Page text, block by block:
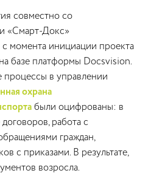
совместно со
«Смарт-Докс»
с момента инициации проекта
базе платформы Docsvision.
процессы в управлении
охрана
были оцифрованы: в
работа с
граждан,
с приказами. В результате,
возросла.